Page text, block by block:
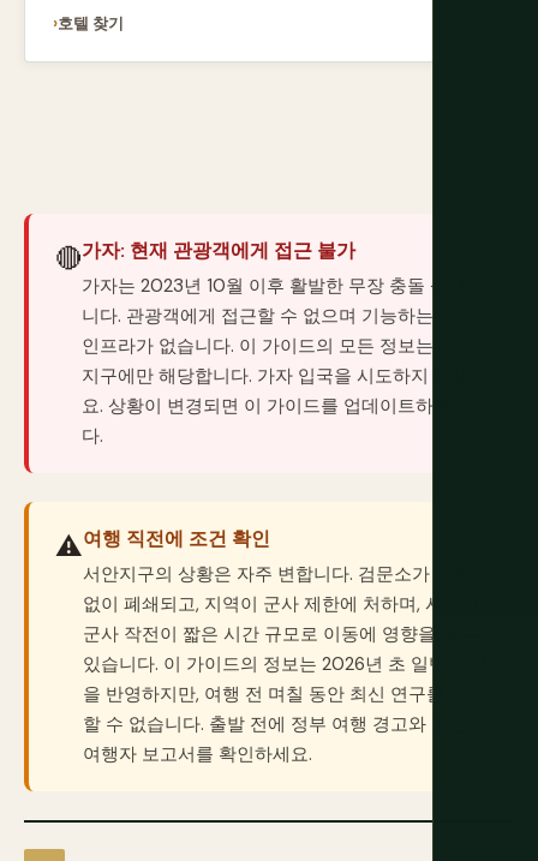
🔴가자: 현재 관광객에게 접근 불가
가자는 2023년 10월 이후 활발한 무장 충돌 상태입
니다. 관광객에게 접근할 수 없으며 기능하는 관광
인프라가 없습니다. 이 가이드의 모든 정보는 서안
지구에만 해당합니다. 가자 입국을 시도하지 마세
요. 상황이 변경되면 이 가이드를 업데이트하겠습니
다.
⚠️여행 직전에 조건 확인
서안지구의 상황은 자주 변합니다. 검문소가 통보
없이 폐쇄되고, 지역이 군사 제한에 처하며, 시위와
군사 작전이 짧은 시간 규모로 이동에 영향을 줄 수
있습니다. 이 가이드의 정보는 2026년 초 일반 조건
을 반영하지만, 여행 전 며칠 동안 최신 연구를 대체
할 수 없습니다. 출발 전에 정부 여행 경고와 최근
여행자 보고서를 확인하세요.
호텔 찾기